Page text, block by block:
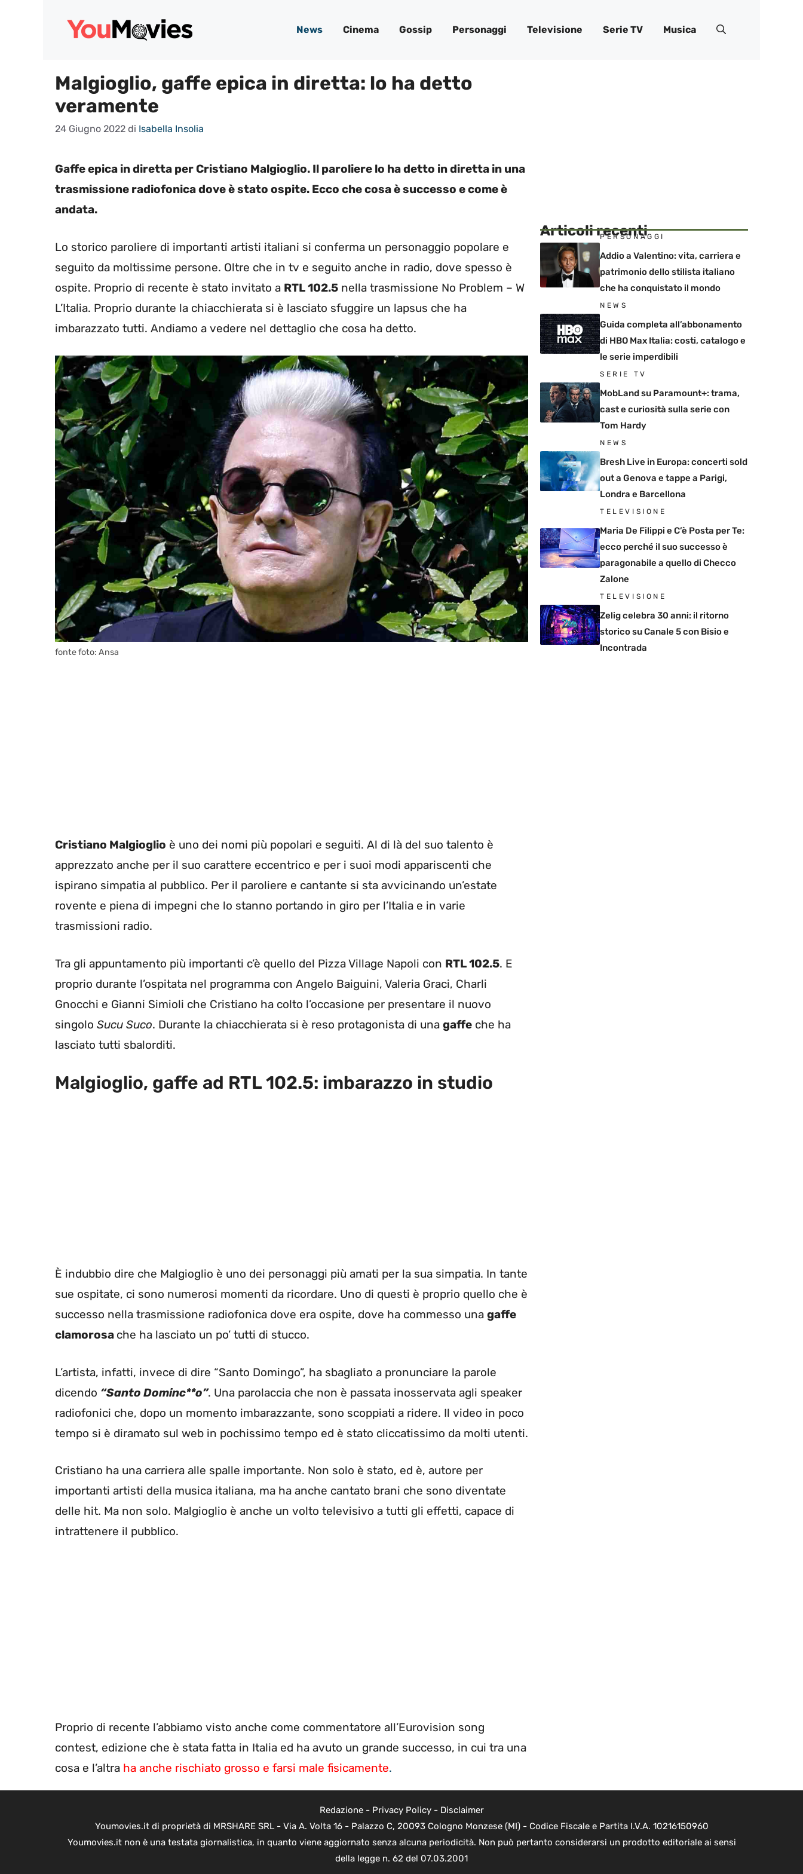
News Cinema Gossip Personaggi Televisione Serie TV Musica
Malgioglio, gaffe epica in diretta: lo ha detto
veramente
24 Giugno 2022 di Isabella Insolia
Gaffe epica in diretta per Cristiano Malgioglio. Il paroliere lo ha detto in diretta in una
trasmissione radiofonica dove è stato ospite. Ecco che cosa è successo e come è
andata.
Lo storico paroliere di importanti artisti italiani si conferma un personaggio popolare e
seguito da moltissime persone. Oltre che in tv e seguito anche in radio, dove spesso è
ospite. Proprio di recente è stato invitato a RTL 102.5 nella trasmissione No Problem – W
L’Italia. Proprio durante la chiacchierata si è lasciato sfuggire un lapsus che ha
imbarazzato tutti. Andiamo a vedere nel dettaglio che cosa ha detto.
fonte foto: Ansa
Cristiano Malgioglio è uno dei nomi più popolari e seguiti. Al di là del suo talento è
apprezzato anche per il suo carattere eccentrico e per i suoi modi appariscenti che
ispirano simpatia al pubblico. Per il paroliere e cantante si sta avvicinando un’estate
rovente e piena di impegni che lo stanno portando in giro per l’Italia e in varie
trasmissioni radio.
Tra gli appuntamento più importanti c’è quello del Pizza Village Napoli con RTL 102.5. E
proprio durante l’ospitata nel programma con Angelo Baiguini, Valeria Graci, Charli
Gnocchi e Gianni Simioli che Cristiano ha colto l’occasione per presentare il nuovo
singolo Sucu Suco. Durante la chiacchierata si è reso protagonista di una gaffe che ha
lasciato tutti sbalorditi.
Malgioglio, gaffe ad RTL 102.5: imbarazzo in studio
È indubbio dire che Malgioglio è uno dei personaggi più amati per la sua simpatia. In tante
sue ospitate, ci sono numerosi momenti da ricordare. Uno di questi è proprio quello che è
successo nella trasmissione radiofonica dove era ospite, dove ha commesso una gaffe
clamorosa che ha lasciato un po’ tutti di stucco.
L’artista, infatti, invece di dire “Santo Domingo”, ha sbagliato a pronunciare la parole
dicendo “Santo Dominc**o”. Una parolaccia che non è passata inosservata agli speaker
radiofonici che, dopo un momento imbarazzante, sono scoppiati a ridere. Il video in poco
tempo si è diramato sul web in pochissimo tempo ed è stato cliccatissimo da molti utenti.
Cristiano ha una carriera alle spalle importante. Non solo è stato, ed è, autore per
importanti artisti della musica italiana, ma ha anche cantato brani che sono diventate
delle hit. Ma non solo. Malgioglio è anche un volto televisivo a tutti gli effetti, capace di
intrattenere il pubblico.
Proprio di recente l’abbiamo visto anche come commentatore all’Eurovision song
contest, edizione che è stata fatta in Italia ed ha avuto un grande successo, in cui tra una
cosa e l’altra ha anche rischiato grosso e farsi male fisicamente.
Articoli recenti
PERSONAGGI
Addio a Valentino: vita, carriera e
patrimonio dello stilista italiano
che ha conquistato il mondo
NEWS
Guida completa all’abbonamento
di HBO Max Italia: costi, catalogo e
le serie imperdibili
SERIE TV
MobLand su Paramount+: trama,
cast e curiosità sulla serie con
Tom Hardy
NEWS
Bresh Live in Europa: concerti sold
out a Genova e tappe a Parigi,
Londra e Barcellona
TELEVISIONE
Maria De Filippi e C’è Posta per Te:
ecco perché il suo successo è
paragonabile a quello di Checco
Zalone
TELEVISIONE
Zelig celebra 30 anni: il ritorno
storico su Canale 5 con Bisio e
Incontrada
Redazione- Privacy Policy- Disclaimer
Youmovies.it di proprietà di MRSHARE SRL - Via A. Volta 16 - Palazzo C, 20093 Cologno Monzese (MI) - Codice Fiscale e Partita I.V.A. 10216150960
Youmovies.it non è una testata giornalistica, in quanto viene aggiornato senza alcuna periodicità. Non può pertanto considerarsi un prodotto editoriale ai sensi
della legge n. 62 del 07.03.2001